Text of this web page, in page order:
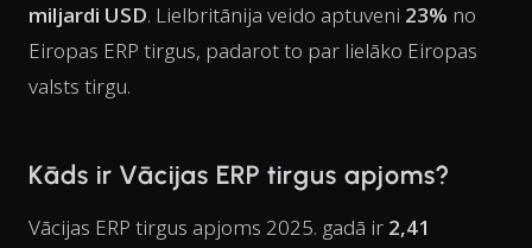
miljardi USD. Lielbritānija veido aptuveni 23% no
Eiropas ERP tirgus, padarot to par lielāko Eiropas
valsts tirgu.
Kāds ir Vācijas ERP tirgus apjoms?
Vācijas ERP tirgus apjoms 2025. gadā ir 2,41